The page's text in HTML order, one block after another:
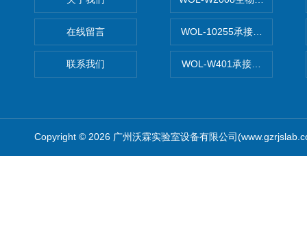
在线留言
联系我们
WOL-10255承接清远电子
WOL-W401承接食品QS认
Copyright © 2026 广州沃霖实验室设备有限公司